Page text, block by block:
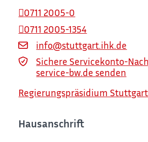
0711 2005-0
0711 2005-1354
info@stuttgart.ihk.de
Sichere Servicekonto-
service-bw.de senden
Regierungspräsidium Stuttgart
Hausanschrift